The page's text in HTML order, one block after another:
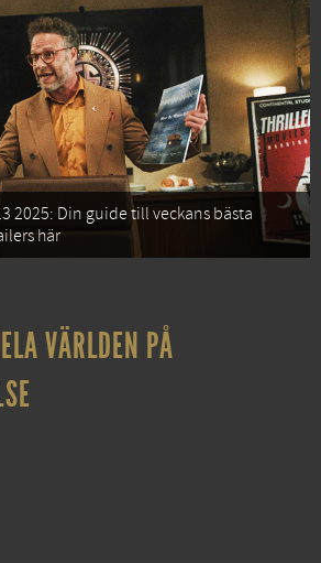
2025: Din guide till veckans bästa
här
VÄRLDEN PÅ